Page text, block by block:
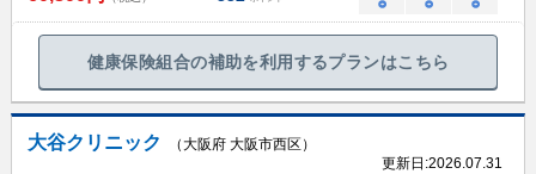
○ ○ ○
健康保険組合の補助を利用するプランはこちら
大谷クリニック
（大阪府 大阪市西区）
更新日:2026.07.31